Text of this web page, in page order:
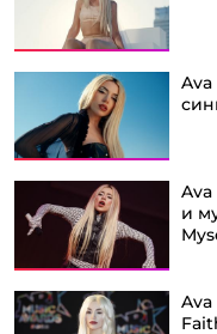
и
Ava